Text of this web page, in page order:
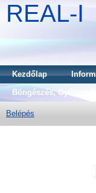
REAL-I
Kezdőlap
Böngészés,
Belépés